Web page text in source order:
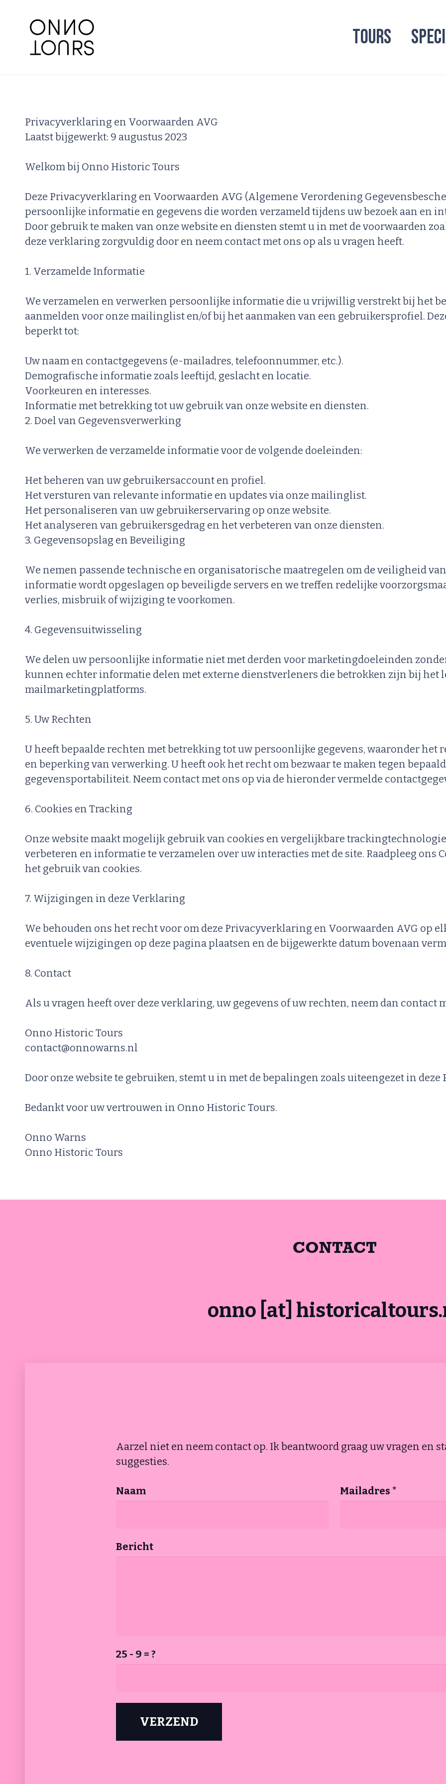
TOURS
Privacyverklaring en Voorwaarden AVG
Laatst bijgewerkt: 9 augustus 2023
Welkom bij Onno Historic Tours
Deze Privacyverklaring en Voorwaarden AVG (Algemene Verordening
persoonlijke informatie en gegevens die worden verzameld tijdens uw bezoek aan en
Door gebruik te maken van onze website en diensten stemt u in met de voorwaarden
deze verklaring zorgvuldig door en neem contact met ons op als u vragen heeft.
1. Verzamelde Informatie
We verzamelen en verwerken persoonlijke informatie die u vrijwillig verstrekt bij het
aanmelden voor onze mailinglist en/of bij het aanmaken van een gebruikersprofiel.
beperkt tot:
Uw naam en contactgegevens (e-mailadres, telefoonnummer, etc.).
Demografische informatie zoals leeftijd, geslacht en locatie.
Voorkeuren en interesses.
Informatie met betrekking tot uw gebruik van onze website en diensten.
2. Doel van Gegevensverwerking
We verwerken de verzamelde informatie voor de volgende doeleinden:
Het beheren van uw gebruikersaccount en profiel.
Het versturen van relevante informatie en updates via onze mailinglist.
Het personaliseren van uw gebruikerservaring op onze website.
Het analyseren van gebruikersgedrag en het verbeteren van onze diensten.
3. Gegevensopslag en Beveiliging
We nemen passende technische en organisatorische maatregelen om de veiligheid
informatie wordt opgeslagen op beveiligde servers en we treffen redelijke
verlies, misbruik of wijziging te voorkomen.
4. Gegevensuitwisseling
We delen uw persoonlijke informatie niet met derden voor marketingdoeleinden
kunnen echter informatie delen met externe dienstverleners die betrokken zijn bij het
mailmarketingplatforms.
5. Uw Rechten
U heeft bepaalde rechten met betrekking tot uw persoonlijke gegevens, waaronder
en beperking van verwerking. U heeft ook het recht om bezwaar te maken tegen
gegevensportabiliteit. Neem contact met ons op via de hieronder vermelde
6. Cookies en Tracking
Onze website maakt mogelijk gebruik van cookies en vergelijkbare
verbeteren en informatie te verzamelen over uw interacties met de site. Raadpleeg ons
het gebruik van cookies.
7. Wijzigingen in deze Verklaring
We behouden ons het recht voor om deze Privacyverklaring en Voorwaarden AVG op
eventuele wijzigingen op deze pagina plaatsen en de bijgewerkte datum bovenaan
8. Contact
Als u vragen heeft over deze verklaring, uw gegevens of uw rechten, neem dan contact
Onno Historic Tours
contact@onnowarns.nl
Door onze website te gebruiken, stemt u in met de bepalingen zoals uiteengezet in
Bedankt voor uw vertrouwen in Onno Historic Tours.
Onno Warns
Onno Historic Tours
CONTACT
onno [at]
Aarzel niet en neem contact op. Ik beantwoord graag uw vragen en
suggesties.
Naam Mailadres *
Bericht
25 - 9 = ?
VERZEND